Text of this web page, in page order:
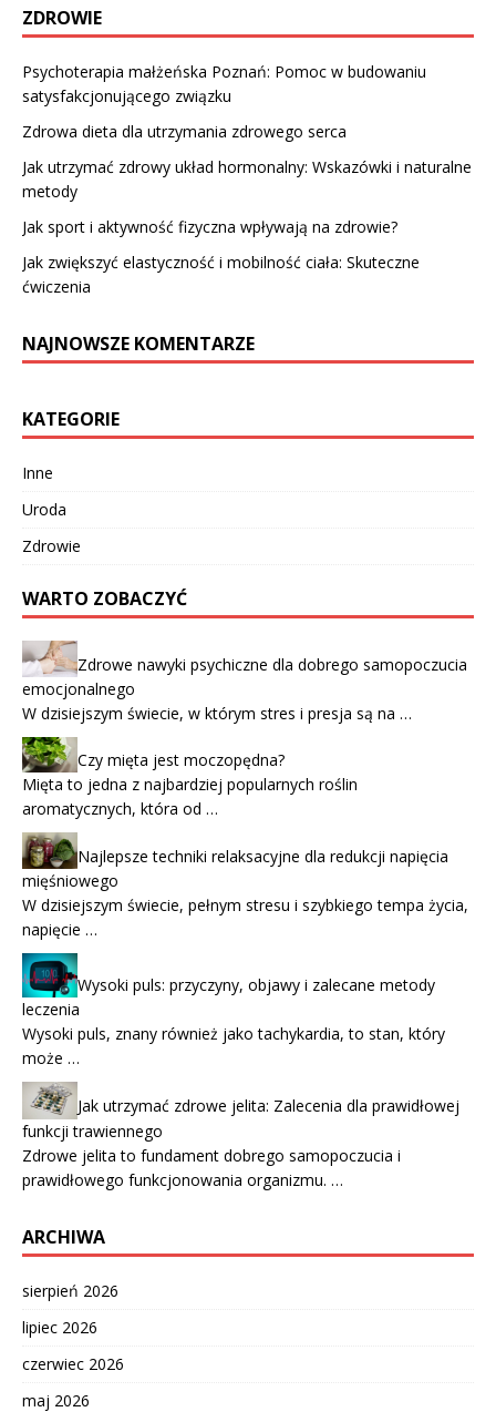
ZDROWIE
Psychoterapia małżeńska Poznań: Pomoc w budowaniu
satysfakcjonującego związku
Zdrowa dieta dla utrzymania zdrowego serca
Jak utrzymać zdrowy układ hormonalny: Wskazówki i naturalne
metody
Jak sport i aktywność fizyczna wpływają na zdrowie?
Jak zwiększyć elastyczność i mobilność ciała: Skuteczne
ćwiczenia
NAJNOWSZE KOMENTARZE
KATEGORIE
Inne
Uroda
Zdrowie
WARTO ZOBACZYĆ
Zdrowe nawyki psychiczne dla dobrego samopoczucia
emocjonalnego
W dzisiejszym świecie, w którym stres i presja są na …
Czy mięta jest moczopędna?
Mięta to jedna z najbardziej popularnych roślin
aromatycznych, która od …
Najlepsze techniki relaksacyjne dla redukcji napięcia
mięśniowego
W dzisiejszym świecie, pełnym stresu i szybkiego tempa życia,
napięcie …
Wysoki puls: przyczyny, objawy i zalecane metody
leczenia
Wysoki puls, znany również jako tachykardia, to stan, który
może …
Jak utrzymać zdrowe jelita: Zalecenia dla prawidłowej
funkcji trawiennego
Zdrowe jelita to fundament dobrego samopoczucia i
prawidłowego funkcjonowania organizmu. …
ARCHIWA
sierpień 2026
lipiec 2026
czerwiec 2026
maj 2026